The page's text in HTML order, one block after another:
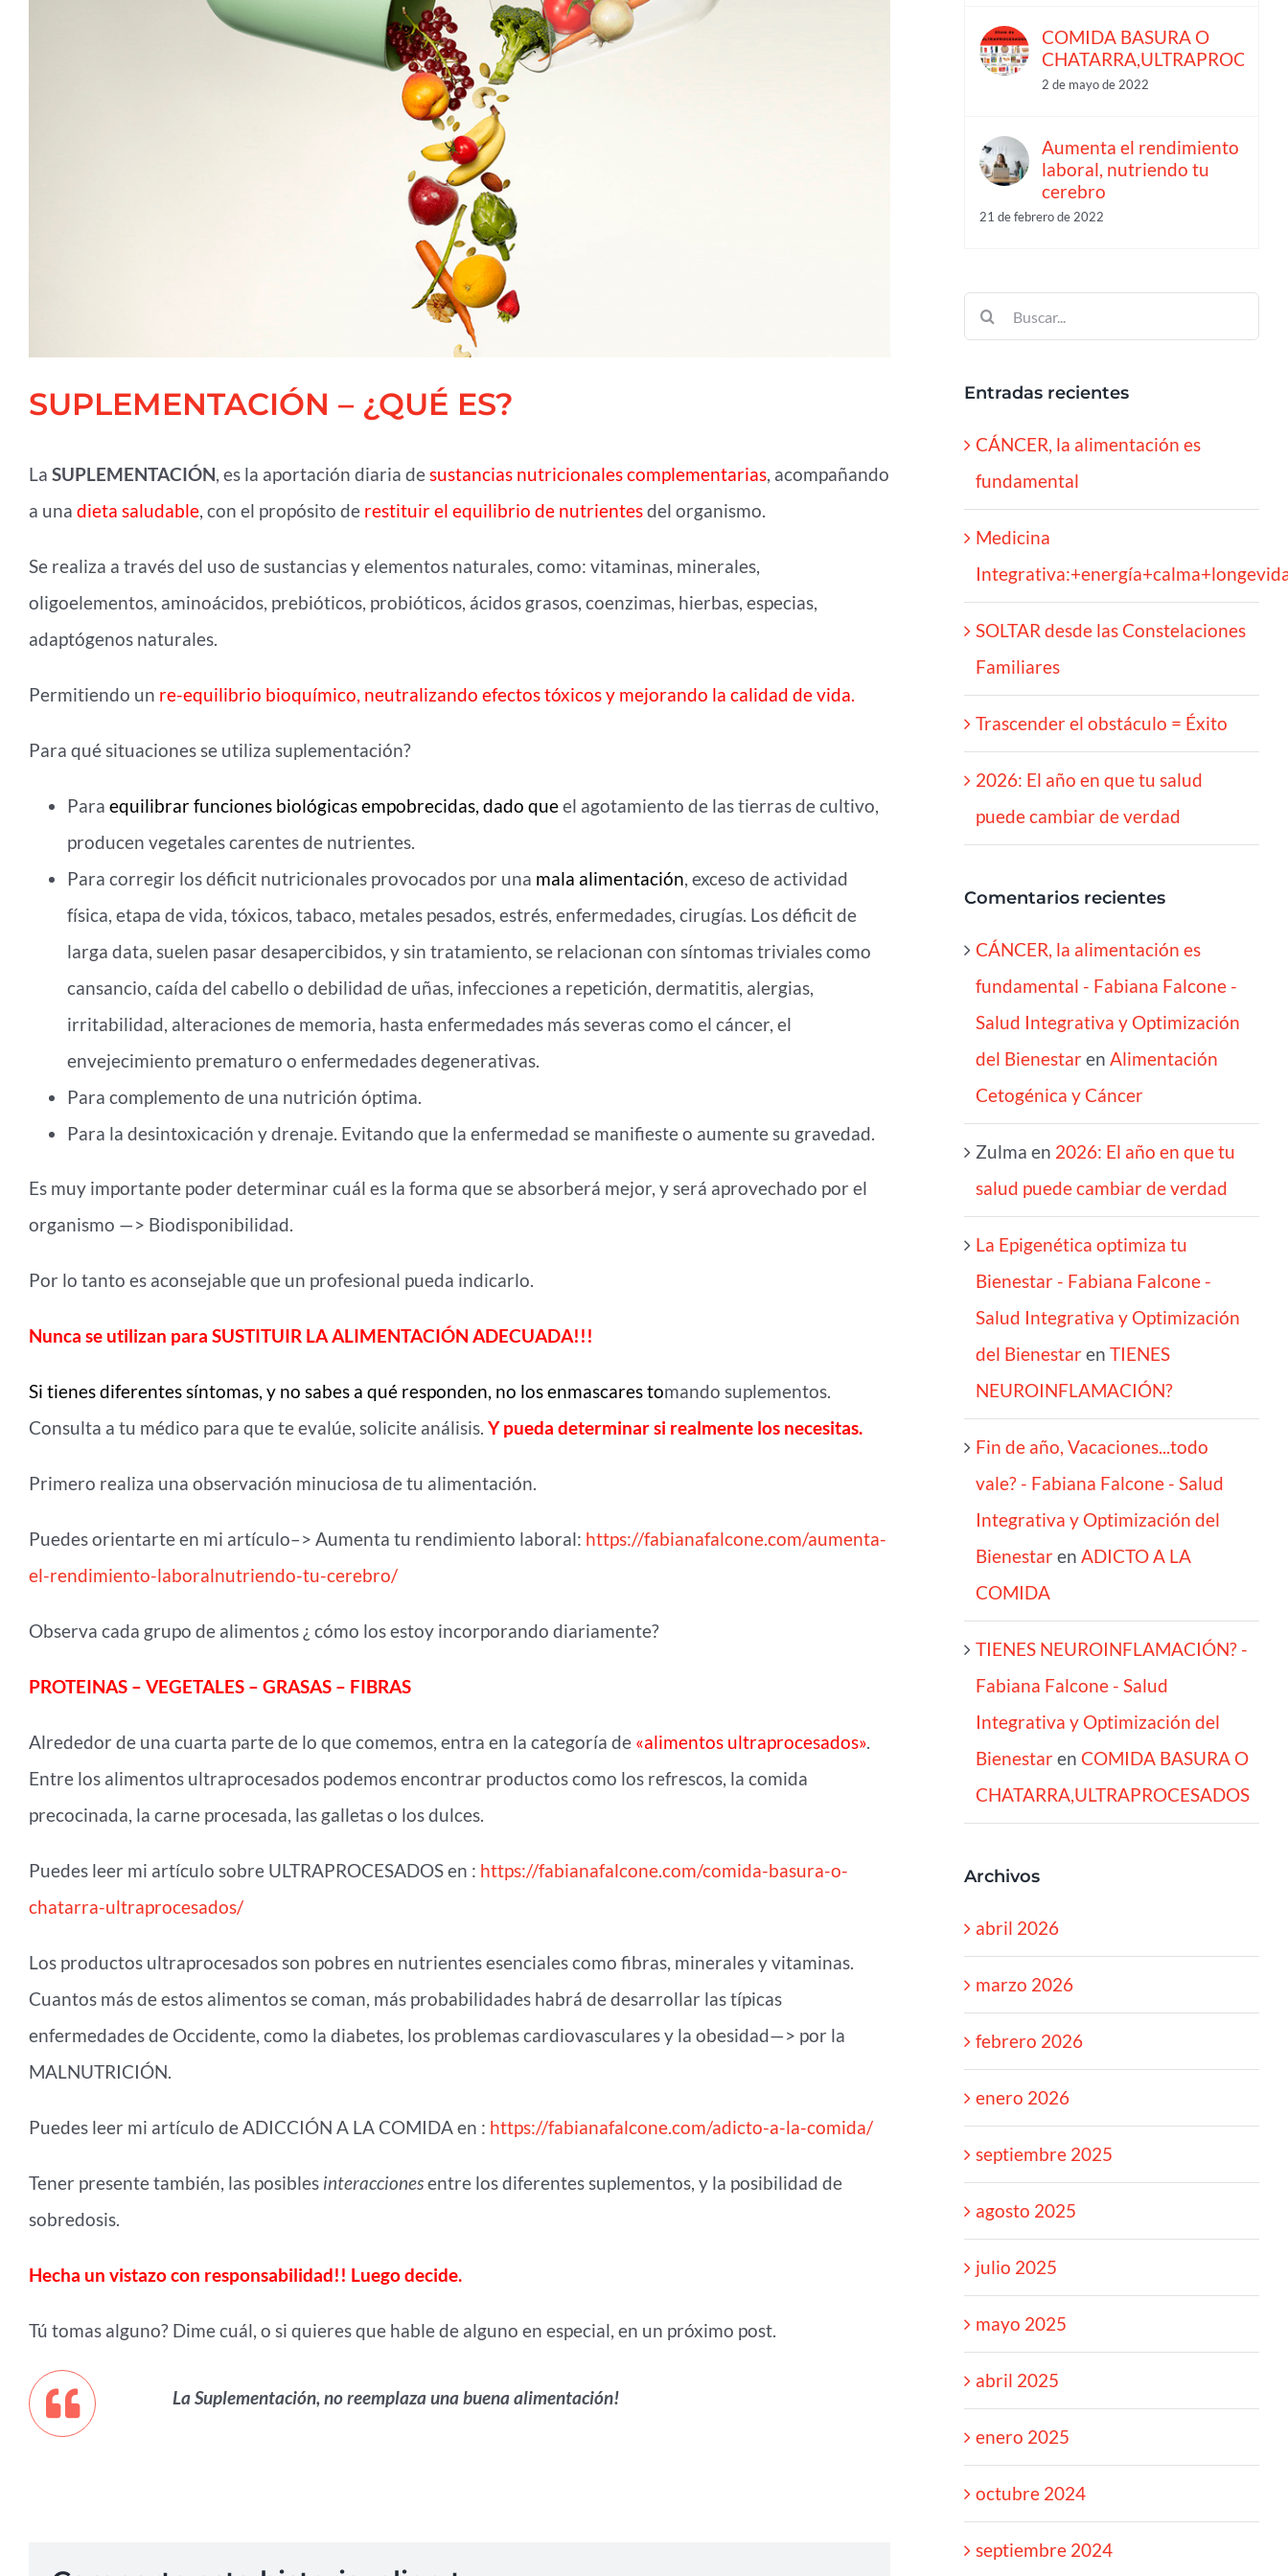
SUPLEMENTACIÓN – ¿QUÉ ES?
La SUPLEMENTACIÓN, es la aportación diaria desustancias nutricionales complementarias, acompañando
a una dieta saludable, con el propósito de restituir el equilibrio de nutrientesdel organismo.
Se realiza a través del uso de sustancias y elementos naturales, como: vitaminas, minerales,
oligoelementos, aminoácidos, prebióticos, probióticos, ácidos grasos, coenzimas, hierbas, especias,
adaptógenos naturales.
Permitiendo un re-equilibrio bioquímico, neutralizando efectos tóxicos y mejorando la calidad de vida.
Para qué situaciones se utiliza suplementación?
Para equilibrar funciones biológicas empobrecidas, dado queel agotamiento de las tierras de cultivo,
producen vegetales carentes de nutrientes.
Para corregir los déficit nutricionales provocados por una mala alimentación, exceso de actividad
física, etapa de vida, tóxicos, tabaco, metales pesados, estrés, enfermedades, cirugías. Los déficit de
larga data, suelen pasar desapercibidos, y sin tratamiento, se relacionan con síntomas triviales como
cansancio, caída del cabello o debilidad de uñas, infecciones a repetición, dermatitis, alergias,
irritabilidad, alteraciones de memoria, hasta enfermedades más severas como el cáncer, el
envejecimiento prematuro o enfermedades degenerativas.
Para complemento de una nutrición óptima.
Para la desintoxicación y drenaje. Evitando que la enfermedad se manifieste o aumente su gravedad.
Es muy importante poder determinar cuál es la forma que se absorberá mejor, y será aprovechado por el
organismo —> Biodisponibilidad.
Por lo tanto es aconsejable que un profesional pueda indicarlo.
Nunca se utilizan para SUSTITUIR LA ALIMENTACIÓN ADECUADA!!!
Si tienes diferentes síntomas, y no sabes a qué responden, no los enmascares tomando suplementos.
Consulta a tu médico para que te evalúe, solicite análisis. Y pueda determinar si realmente los necesitas.
Primero realiza una observación minuciosa de tu alimentación.
Puedes orientarte en mi artículo–> Aumenta tu rendimiento laboral: https://fabianafalcone.com/aumenta-
el-rendimiento-laboralnutriendo-tu-cerebro/
Observa cada grupo de alimentos ¿ cómo los estoy incorporando diariamente?
PROTEINAS – VEGETALES – GRASAS – FIBRAS
Alrededor de una cuarta parte de lo que comemos, entra en la categoría de «alimentos ultraprocesados».
Entre los alimentos ultraprocesados podemos encontrar productos como los refrescos, la comida
precocinada, la carne procesada, las galletas o los dulces.
Puedes leer mi artículo sobre ULTRAPROCESADOS en : https://fabianafalcone.com/comida-basura-o-
chatarra-ultraprocesados/
Los productos ultraprocesados son pobres en nutrientes esenciales como fibras, minerales y vitaminas.
Cuantos más de estos alimentos se coman, más probabilidades habrá de desarrollar las típicas
enfermedades de Occidente, como la diabetes, los problemas cardiovasculares y la obesidad—> por la
MALNUTRICIÓN.
Puedes leer mi artículo de ADICCIÓN A LA COMIDA en : https://fabianafalcone.com/adicto-a-la-comida/
Tener presente también, las posibles interaccionesentre los diferentes suplementos, y la posibilidad de
sobredosis.
Hecha un vistazo con responsabilidad!! Luego decide.
Tú tomas alguno? Dime cuál, o si quieres que hable de alguno en especial, en un próximo post.
La Suplementación, no reemplaza una buena alimentación!
COMIDA BASURA O
2 de mayo de 2022
Aumenta el rendimiento
laboral, nutriendo tu
cerebro
21 de febrero de 2022
Buscar:
Entradas recientes
CÁNCER, la alimentación es
fundamental
Medicina
SOLTAR desde las Constelaciones
Familiares
Trascender el obstáculo = Éxito
2026: El año en que tu salud
puede cambiar de verdad
Comentarios recientes
CÁNCER, la alimentación es
fundamental - Fabiana Falcone -
Salud Integrativa y Optimización
del Bienestaren Alimentación
Cetogénica y Cáncer
Zulma en 2026: El año en que tu
salud puede cambiar de verdad
La Epigenética optimiza tu
Bienestar - Fabiana Falcone -
Salud Integrativa y Optimización
del Bienestaren TIENES
NEUROINFLAMACIÓN?
Fin de año, Vacaciones...todo
vale? - Fabiana Falcone - Salud
Integrativa y Optimización del
Bienestaren ADICTO A LA
COMIDA
TIENES NEUROINFLAMACIÓN? -
Fabiana Falcone - Salud
Integrativa y Optimización del
Bienestaren COMIDA BASURA O
CHATARRA,ULTRAPROCESADOS
Archivos
abril 2026
marzo 2026
febrero 2026
enero 2026
septiembre 2025
agosto 2025
julio 2025
mayo 2025
abril 2025
enero 2025
octubre 2024
septiembre 2024